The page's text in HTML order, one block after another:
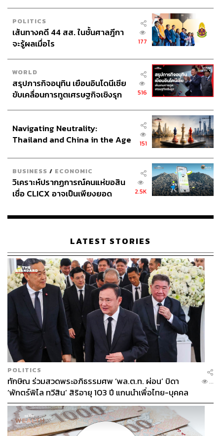
DEEP โปรเจกต์ลับ หลับ เป็น ตาย
อ้างอิง:
https://www.latestbreakingnewsvideo.com/news/late
st-news/watch-disney-pronounces-asia-pacific-origin
als-in-its-bid-to-compete-with-netflix-google-asia-ne
https://www.cnbc.com/2021/02/25/netflix-nflx-to-spen
https://www.allkpop.com/article/2021/10/disney-plus-
reveals-first-teaser-stills-for-upcoming-korean-conten
ts-prior-to-asia-pacific-launches
https://www.cheatsheet.com/entertainment/disney-pl
us-is-venturing-into-the-world-of-k-dramas.html/
https://www.facebook.com/thestandardwealth/posts/4
15467133542314
https://www.facebook.com/BrandInsideAsia/posts/52
41702049189778
https://www.facebook.com/CatDumbNews/posts/465
9378550771564
https://min.news/en/entertainment/7ee7a29c91090e
dc50c2c9ebe07771aa.html
TAGS: Netflix Marvel Star Wars
Video Streaming
National Geographic
Pixar
ซีรีส์เกาหลี
Disney+ Hotstar
POLITICS
เส้นทางคดี 44 สส. ในชั้นศาลฎีกา
จะรู้ผลเมื่อไร
177
WORLD
สรุปภารกิจอนุทิน เยือนอินโดนีเซีย
ขับเคลื่อนการทูตเศรษฐกิจเชิงรุก
516
Navigating Neutrality:
Thailand and China in the Age
151
BUSINESS / ECONOMIC
วิเคราะห์ปรากฏการณ์คนแห่ขอสิน
เชื่อ CLICX อาจเป็นเพียงยอด
เรือนไทยที่ถูกซุกไว้
2.5K
LATEST STORIES
POLITICS
ทักษิณ ร่วมสวดพระอภิธรรมศพ ‘พล.ต.ท. ผ่อน’ บิดา
‘พักตร์พิไล ทวีสิน’ สิริอายุ 103 ปี แกนนำเพื่อไทย-บุคคล
หลากวงการร่วมอาลัย
...